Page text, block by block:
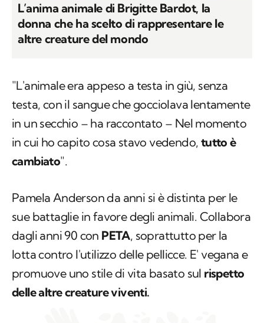
L’anima animale di Brigitte Bardot, la
donna che ha scelto di rappresentare le
altre creature del mondo
"L'animale era appeso a testa in giù, senza
testa, con il sangue che gocciolava lentamente
in un secchio – ha raccontato – Nel momento
in cui ho capito cosa stavo vedendo, tutto è
cambiato".
Pamela Anderson da anni si è distinta per le
sue battaglie in favore degli animali. Collabora
dagli anni 90 con PETA, soprattutto per la
lotta contro l'utilizzo delle pellicce. E' vegana e
promuove uno stile di vita basato sul rispetto
delle altre creature viventi.